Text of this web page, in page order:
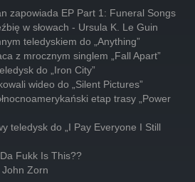
zapowiada EP Part 1: Funeral Songs
w słowach - Ursula K. Le Guin
teledyskiem do „Anything”
z mrocznym singlem „Fall Apart”
do „Iron City”
wideo do „Silent Pictures”
etap trasy „Power
teledysk do „I Pay Everyone I Still
Fukk Is This??
Zorn